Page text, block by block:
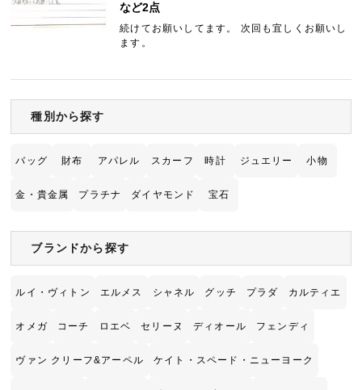
など2点
続けてお願いしてます。 次回も宜しくお願いし
ます。
種別から探す
バッグ 財布 アパレル スカーフ 時計 ジュエリー 小物
金・貴金属 プラチナ ダイヤモンド 宝石
ブランドから探す
ルイ・ヴィトン エルメス シャネル グッチ プラダ カルティエ
オメガ コーチ ロエベ セリーヌ ディオール フェンディ
ヴァン クリーフ&アーペル ケイト・スペード・ニューヨーク